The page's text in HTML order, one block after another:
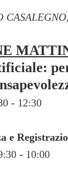
- 12:30
e
- 10:00